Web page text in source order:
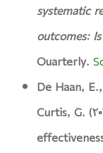
systematic
outcomes:
Quarterly.
De Haan,
Curtis, G.